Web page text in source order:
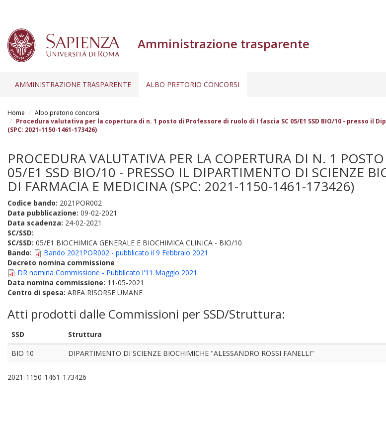
contenuto
principale
Amministrazione trasparente
AMMINISTRAZIONE TRASPARENTE ALBO PRETORIO CONCORSI
Home
Albo pretorio concorsi
Procedura valutativa per la copertura di n. 1 posto di Professore di ruolo di I fascia SC 05/E1 SSD BIO/10 - presso il
(SPC: 2021-1150-1461-173426)
PROCEDURA VALUTATIVA PER LA COPERTURA DI N. 1
05/E1 SSD BIO/10 - PRESSO IL DIPARTIMENTO DI SCIENZE
DI FARMACIA E MEDICINA (SPC: 2021-1150-1461-173426)
Codice bando: 2021POR002
Data pubblicazione: 09-02-2021
Data scadenza: 24-02-2021
SC/SSD:
SC/SSD: 05/E1 BIOCHIMICA GENERALE E BIOCHIMICA CLINICA - BIO/10
Bando:
Bando 2021POR002 - pubblicato il 9 Febbraio 2021
Decreto nomina commissione
DR nomina Commissione - Pubblicato l'11 Maggio 2021
Data nomina commissione: 11-05-2021
Centro di spesa: AREA RISORSE UMANE
Atti prodotti dalle Commissioni per SSD/Struttura:
SSD Struttura
BIO 10
DIPARTIMENTO DI SCIENZE BIOCHIMICHE "ALESSANDRO ROSSI FANELLI"
2021-1150-1461-173426